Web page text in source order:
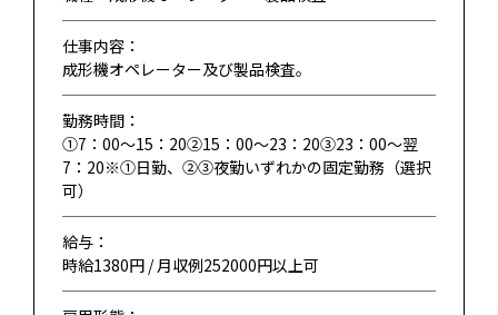
仕事内容：
成形機オペレーター及び製品検査。
勤務時間：
①7：00～15：20②15：00～23：20③23：00～翌
7：20※①日勤、②③夜勤いずれかの固定勤務（選択
可）
給与：
時給1380円 / 月収例252000円以上可